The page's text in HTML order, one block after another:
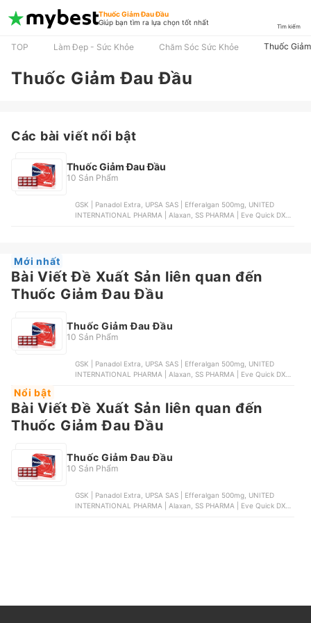
Thuốc Giảm Đau Đầu
Giúp bạn tìm ra lựa chọn tốt nhất
Tìm kiếm
TOP Làm Đẹp - Sức Khỏe Chăm Sóc Sức Khỏe Thuốc
Thuốc Giảm Đau Đầu
Các bài viết nổi bật
Thuốc Giảm Đau Đầu
10 Sản Phẩm
GSK | Panadol Extra, UPSA SAS | Efferalgan 500mg, UNITED
INTERNATIONAL PHARMA | Alaxan, SS PHARMA | Eve Quick DX,
Mới nhất
Bài Viết Đề Xuất Sản liên quan đến
Thuốc Giảm Đau Đầu
Thuốc Giảm Đau Đầu
10 Sản Phẩm
GSK | Panadol Extra, UPSA SAS | Efferalgan 500mg, UNITED
INTERNATIONAL PHARMA | Alaxan, SS PHARMA | Eve Quick DX,
Nổi bật
Bài Viết Đề Xuất Sản liên quan đến
Thuốc Giảm Đau Đầu
Thuốc Giảm Đau Đầu
10 Sản Phẩm
GSK | Panadol Extra, UPSA SAS | Efferalgan 500mg, UNITED
INTERNATIONAL PHARMA | Alaxan, SS PHARMA | Eve Quick DX,